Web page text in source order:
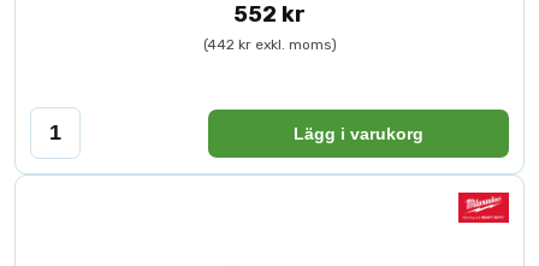
552 kr
(442 kr exkl. moms)
Lägg i varukorg